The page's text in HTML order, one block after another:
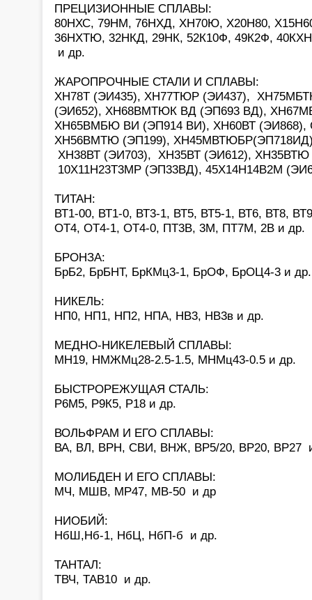
ПРЕЦИЗИОННЫЕ СПЛАВЫ:
80НХС, 79НМ, 76НХД, ХН70Ю, Х20Н80,
36НХТЮ, 32НКД, 29НК, 52К10Ф, 49К2Ф,
и др.
ЖАРОПРОЧНЫЕ СТАЛИ И СПЛАВЫ:
ХН78Т (ЭИ435), ХН77ТЮР (ЭИ437),
(ЭИ652), ХН68ВМТЮК ВД (ЭП693 ВД),
ХН65ВМБЮ ВИ (ЭП914 ВИ), ХН60ВТ (ЭИ868),
ХН56ВМТЮ (ЭП199),
ХН38ВТ (ЭИ703), ХН35ВТ (ЭИ612),
10Х11Н23Т3МР (ЭП33ВД), 45Х14Н14В2М
ТИТАН:
ВТ1-00, ВТ1-0, ВТ3-1, ВТ5, ВТ5-1, ВТ6, ВТ8,
ОТ4, ОТ4-1, ОТ4-0, ПТ3В, 3М, ПТ7М, 2В и др.
БРОНЗА:
БрБ2, БрБНТ, БрКМц3-1, БрОФ, БрОЦ4-3 и др.
НИКЕЛЬ:
НП0, НП1, НП2, НПА, НВ3, НВ3в и др.
МЕДНО-НИКЕЛЕВЫЙ СПЛАВЫ:
МН19, НМЖМц28-2.5-1.5, МНМц43-0.5 и др.
БЫСТРОРЕЖУЩАЯ СТАЛЬ:
Р6М5, Р9К5, Р18 и др.
ВОЛЬФРАМ И ЕГО СПЛАВЫ:
ВА, ВЛ, ВРН, СВИ, ВНЖ, ВР5/20, ВР20, ВР27
МОЛИБДЕН И ЕГО СПЛАВЫ:
МЧ, МШВ, МР47, МВ-50 и др
НИОБИЙ:
НбШ,Нб-1, НбЦ, НбП-б и др.
ТАНТАЛ:
ТВЧ, ТАВ10 и др.